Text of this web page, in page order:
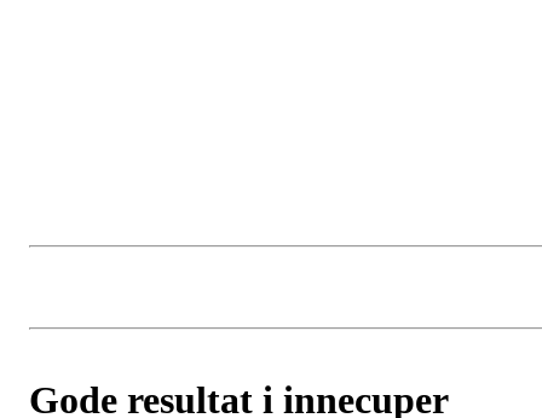
Gode resultat i innecuper